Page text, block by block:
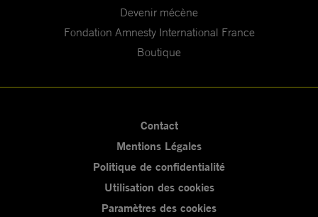
Devenir mécène
Fondation Amnesty International France
Boutique
Contact
Mentions Légales
Politique de confidentialité
Utilisation des cookies
Paramètres des cookies